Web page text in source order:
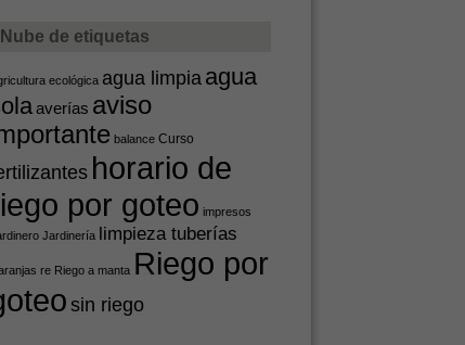
Nube de etiquetas
ecológica agua limpia agua
averías aviso
balance Curso
horario de
por goteo impresos
Jardinería limpieza tuberías
re Riego a manta Riego por
sin riego